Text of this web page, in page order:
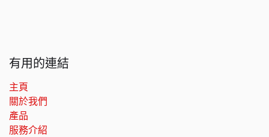
有用的連結
主頁
關於我們
產品
服務介紹